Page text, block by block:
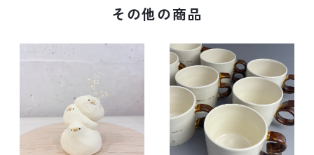
その他の商品